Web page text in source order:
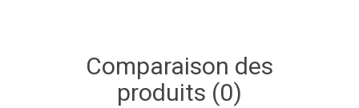
Comparaison des
produits (0)